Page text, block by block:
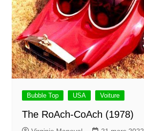
Bubble Top USA Voiture
The RoAch-CoAch (1978)